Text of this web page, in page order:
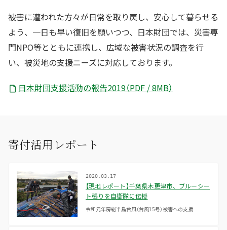
被害に遭われた方々が日常を取り戻し、安心して暮らせる
よう、一日も早い復旧を願いつつ、日本財団では、災害専
門NPO等とともに連携し、広域な被害状況の調査を行
い、被災地の支援ニーズに対応しております。
日本財団支援活動の報告2019（PDF / 8MB）
寄付活用レポート
2020.03.17
【現地レポート】千葉県木更津市、ブルーシー
ト張りを自衛隊に伝授
令和元年房総半島台風（台風15号）被害への支援